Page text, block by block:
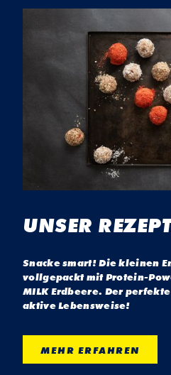
UNSER
Snacke smart! Die kleinen
vollgepackt mit Protein-
MILK Erdbeere. Der
aktive Lebensweise!
MEHR ERFAHREN